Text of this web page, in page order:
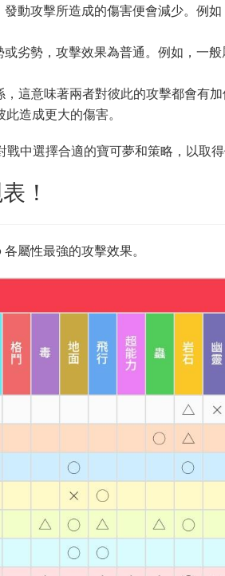
動攻擊所造成的傷害便會減少。例
劣勢，攻擊效果為普通。例如，一
這意味著兩者對彼此的攻擊都會有
造成更大的傷害。
中選擇合適的寶可夢和策略，以取得
！
屬性最強的攻擊效果。